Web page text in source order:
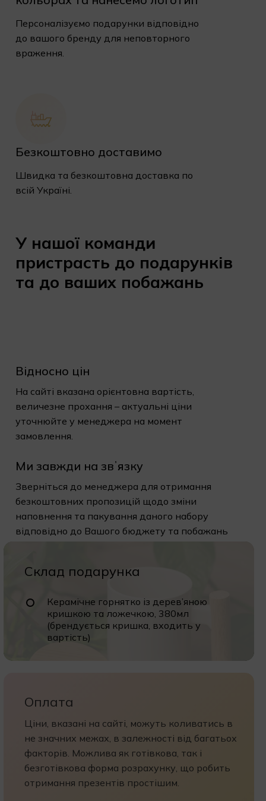
Персоналізуємо подарунки відповідно
до вашого бренду для неповторного
враження.
Безкоштовно доставимо
Швидка та безкоштовна доставка по
всій Україні.
У нашої команди
пристрасть до подарунків
та до ваших побажань
Відносно цін
На сайті вказана орієнтовна вартість,
величезне прохання – актуальні ціни
уточнюйте у менеджера на момент
замовлення.
Ми завжди на звʼязку
Зверніться до менеджера для отримання
безкоштовних пропозицій щодо зміни
наповнення та пакування даного набору
відповідно до Вашого бюджету та побажань
Склад подарунка
Керамічне горнятко із дерев’яною
кришкою та ложечкою, 380мл
(брендується кришка, входить у
вартість)
Оплата
Ціни, вказані на сайті, можуть коливатись в
не значних межах, в залежності від багатьох
факторів. Можлива як готівкова, так і
безготівкова форма розрахунку, що робить
отримання презентів простішим.